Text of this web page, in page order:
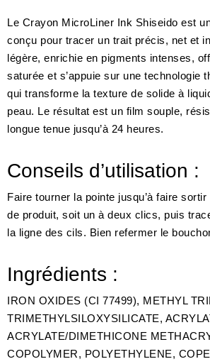
Le Crayon MicroLiner Ink Shiseido est
conçu pour tracer un trait précis, net et
légère, enrichie en pigments intenses,
saturée et s’appuie sur une technologie
qui transforme la texture de solide à
peau. Le résultat est un film souple,
longue tenue jusqu’à 24 heures.
Conseils d’utilisation :
Faire tourner la pointe jusqu’à faire
de produit, soit un à deux clics, puis
la ligne des cils. Bien refermer le
Ingrédients :
IRON OXIDES (CI 77499), METHYL
TRIMETHYLSILOXYSILICATE,
ACRYLATE/DIMETHICONE
COPOLYMER, POLYETHYLENE,